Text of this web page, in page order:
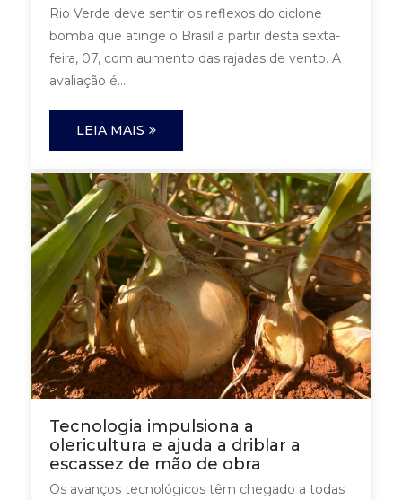
Rio Verde deve sentir os reflexos do ciclone
bomba que atinge o Brasil a partir desta sexta-
feira, 07, com aumento das rajadas de vento. A
avaliação é...
LEIA MAIS
Tecnologia impulsiona a
olericultura e ajuda a driblar a
escassez de mão de obra
Os avanços tecnológicos têm chegado a todas